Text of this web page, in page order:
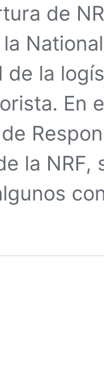
de
de la
En
la